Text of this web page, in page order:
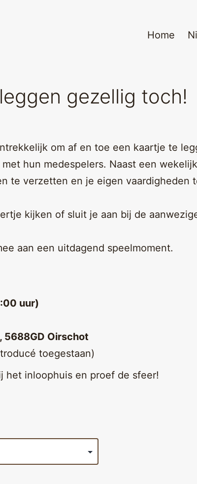
Home
gezellig toch!
om af en toe een kaartje te
hun medespelers. Naast een
te verzetten en je eigen vaardigheden
kijken of sluit je aan bij de
aan een uitdagend speelmoment.
uur)
5688GD Oirschot
toegestaan)
het inloophuis en proef de sfeer!